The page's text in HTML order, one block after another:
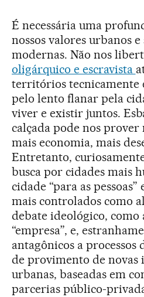
É necessária uma
nossos valores urbanos e
modernas. Não nos
oligárquico e escravista
territórios tecnicamente
pelo lento flanar pela
viver e existir juntos.
calçada pode nos prover
mais economia, mais
Entretanto,
busca por cidades mais
cidade “para as
mais controlados como
debate ideológico, como
“empresa”, e,
antagônicos a processos
de provimento de novas
urbanas, baseadas em
parcerias público-